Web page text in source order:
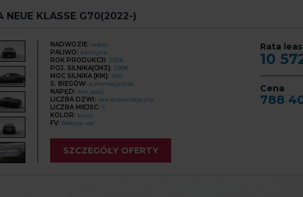
KLASSE G70(2022-)
NADWOZIE: sedan
PALIWO: benzyna
ROK PRODUKCJI: 2026
POJ. SILNIKA[CM3]: 2998
MOC SILNIKA [KM]: 400
S. BIEGÓW: automatyczna
NAPĘD: 4x4_staly
LICZBA DZWI: 4x4 automatyczny
LICZBA MIEJSC: 5
KOLOR: szary
FV: faktura vat
SZCZEGÓŁY OFERTY
Rata
10
Cena
788